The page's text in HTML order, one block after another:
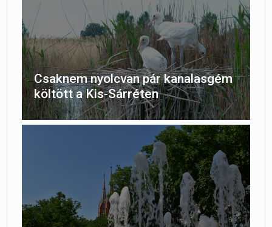
Csaknem nyolcvan pár kanalasgém
költött a Kis-Sárréten